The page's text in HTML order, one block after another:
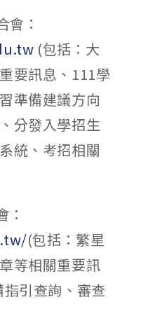
會：
(包括：大
要訊息、111學
準備建議方向
分發入學招生
統、考招相關
(包括：繁星
等相關重要訊
引查詢、審查